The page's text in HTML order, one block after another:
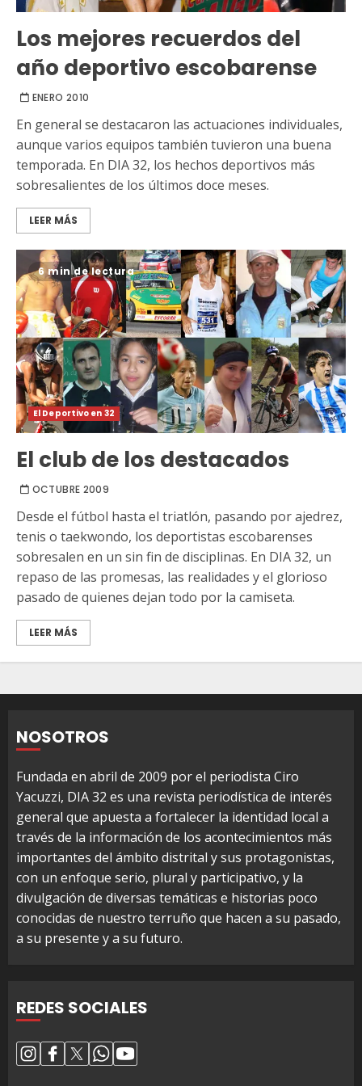
Los mejores recuerdos del
año deportivo escobarense
ENERO 2010
En general se destacaron las actuaciones individuales,
aunque varios equipos también tuvieron una buena
temporada. En DIA 32, los hechos deportivos más
sobresalientes de los últimos doce meses.
LEER MÁS
6 min de lectura
El Deportivo en 32
El club de los destacados
OCTUBRE 2009
Desde el fútbol hasta el triatlón, pasando por ajedrez,
tenis o taekwondo, los deportistas escobarenses
sobresalen en un sin fin de disciplinas. En DIA 32, un
repaso de las promesas, las realidades y el glorioso
pasado de quienes dejan todo por la camiseta.
LEER MÁS
NOSOTROS
Fundada en abril de 2009 por el periodista Ciro
Yacuzzi, DIA 32 es una revista periodística de interés
general que apuesta a fortalecer la identidad local a
través de la información de los acontecimientos más
importantes del ámbito distrital y sus protagonistas,
con un enfoque serio, plural y participativo, y la
divulgación de diversas temáticas e historias poco
conocidas de nuestro terruño que hacen a su pasado,
a su presente y a su futuro.
REDES SOCIALES